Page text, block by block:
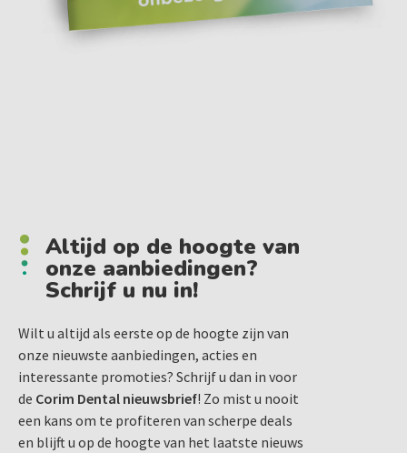
Altijd op de hoogte van
onze aanbiedingen?
Schrijf u nu in!
Wilt u altijd als eerste op de hoogte zijn van
onze nieuwste aanbiedingen, acties en
interessante promoties? Schrijf u dan in voor
de Corim Dental nieuwsbrief! Zo mist u nooit
een kans om te profiteren van scherpe deals
en blijft u op de hoogte van het laatste nieuws